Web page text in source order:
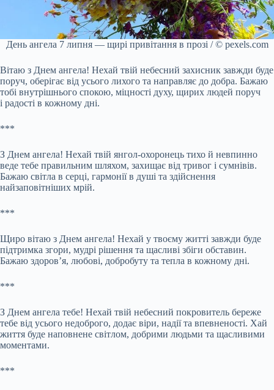
День ангела 7 липня — щирі привітання в прозі / © pexels.com
Вітаю з Днем ангела! Нехай твій небесний захисник завжди буде
поруч, оберігає від усього лихого та направляє до добра. Бажаю
тобі внутрішнього спокою, міцності духу, щирих людей поруч
і радості в кожному дні.
***
З Днем ангела! Нехай твій янгол-охоронець тихо й невпинно
веде тебе правильним шляхом, захищає від тривог і сумнівів.
Бажаю світла в серці, гармонії в душі та здійснення
найзаповітніших мрій.
***
Щиро вітаю з Днем ангела! Нехай у твоєму житті завжди буде
підтримка згори, мудрі рішення та щасливі збіги обставин.
Бажаю здоров’я, любові, добробуту та тепла в кожному дні.
***
З Днем ангела тебе! Нехай твій небесний покровитель береже
тебе від усього недоброго, додає віри, надії та впевненості. Хай
життя буде наповнене світлом, добрими людьми та щасливими
моментами.
***